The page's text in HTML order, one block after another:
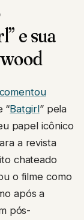
e sua
comentou
“Batgirl” pela
papel icônico
a revista
chateado
o filme como
após a
pós-